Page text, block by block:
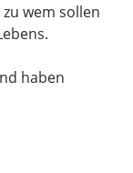
wem sollen
haben